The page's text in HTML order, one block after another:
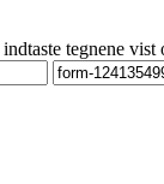
tegnene vist